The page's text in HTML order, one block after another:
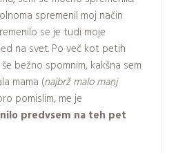
spremenil moj način
se je tudi moje
na svet. Po več kot petih
bežno spomnim, kakšna sem
mama (najbrž malo manj
pomislim, me je
predvsem na teh pet